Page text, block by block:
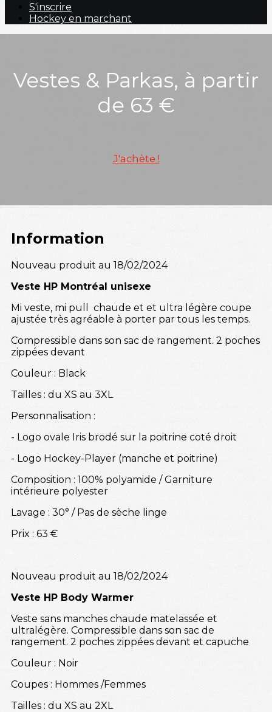
S'inscrire
Hockey en marchant
Vestes & Parkas, à partir
de 63 €
J'achète !
Information
Nouveau produit au 18/02/2024
Veste HP Montréal unisexe
Mi veste, mi pull chaude et et ultra légère coupe
ajustée très agréable à porter par tous les temps.
Compressible dans son sac de rangement. 2 poches
zippées devant
Couleur : Black
Tailles : du XS au 3XL
Personnalisation :
- Logo ovale Iris brodé sur la poitrine coté droit
- Logo Hockey-Player (manche et poitrine)
Composition : 100% polyamide / Garniture
intérieure polyester
Lavage : 30° / Pas de sèche linge
Prix : 63 €
Nouveau produit au 18/02/2024
Veste HP Body Warmer
Veste sans manches chaude matelassée et
ultralégère. Compressible dans son sac de
rangement. 2 poches zippées devant et capuche
Couleur : Noir
Coupes : Hommes /Femmes
Tailles : du XS au 2XL